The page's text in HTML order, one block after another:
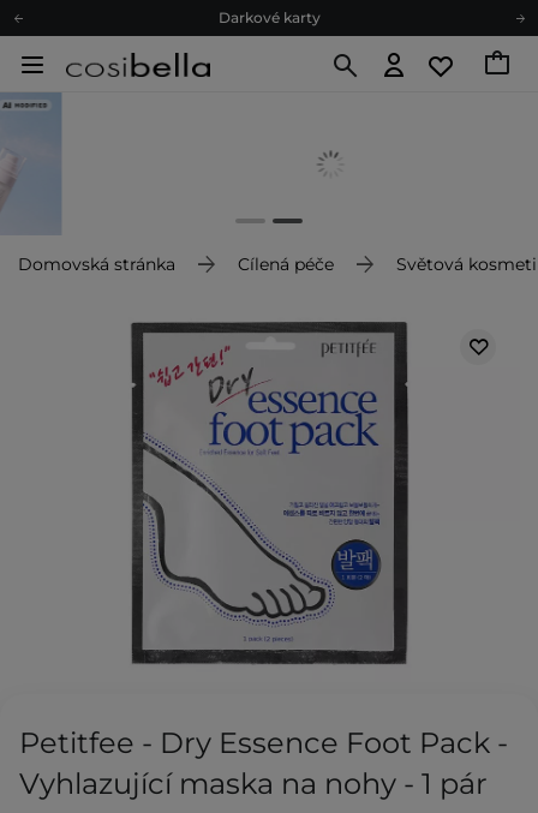
Darkové karty
Darkové karty
Domovská stránka Cílená péče Světová
Petitfee - Dry Essence Foot Pack -
Vyhlazující maska na nohy - 1 pár